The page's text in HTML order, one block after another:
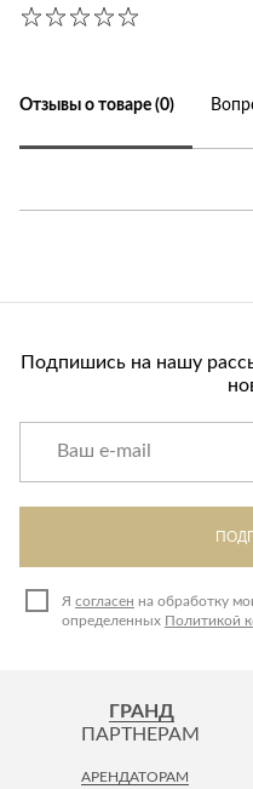
Отзывы о товаре (0)
Подпишись на нашу
Я согласен на обработку
определенных Политикой
ГРАНД
ПАРТНЕРАМ
АРЕНДАТОРАМ